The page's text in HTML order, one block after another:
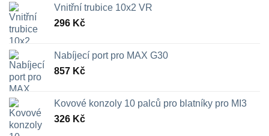
Vnitřní trubice 10x2 VR
296 Kč
Nabíjecí port pro MAX G30
857 Kč
Kovové konzoly 10 palců pro blatníky pro MI3
326 Kč